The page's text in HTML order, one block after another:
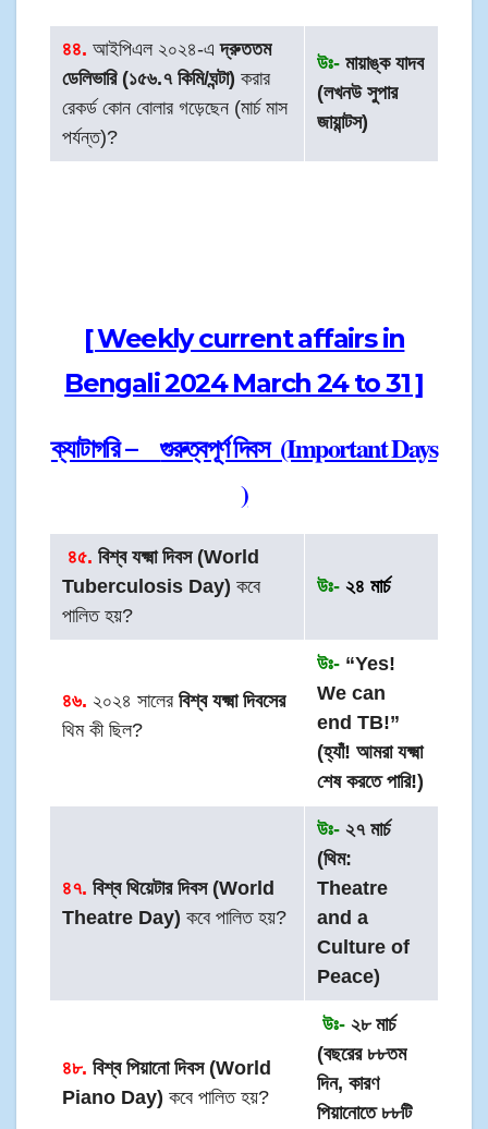
৪৪. আইপিএল ২০২৪-এদ্রুততম
ডেলিভারি (১৫৬.৭ কিমি/ঘন্টা) করার
রেকর্ড কোন বোলার গড়েছেন (মার্চ মাস
পর্যন্ত)?
উঃ- মায়াঙ্ক যাদব
(লখনউ সুপার
জায়ান্টস)
[ Weekly current affairs in
Bengali 2024 March 24 to 31 ]
ক্যাটাগরি –গুরুত্বপূর্ণ দিবস (Important Days
)
৪৫. বিশ্ব যক্ষ্মা দিবস (World
Tuberculosis Day) কবে
পালিত হয়?
উঃ- ২৪ মার্চ
৪৬. ২০২৪ সালেরবিশ্ব যক্ষ্মা দিবসের
থিম কী ছিল?
উঃ- “Yes!
We can
end TB!”
(হ্যাঁ! আমরা যক্ষ্মা
শেষ করতে পারি!)
৪৭. বিশ্ব থিয়েটার দিবস (World
Theatre Day) কবে পালিত হয়?
উঃ- ২৭ মার্চ
(থিম:
Theatre
and a
Culture of
Peace)
৪৮. বিশ্ব পিয়ানো দিবস (World
Piano Day) কবে পালিত হয়?
উঃ- ২৮ মার্চ
(বছরের ৮৮তম
দিন, কারণ
পিয়ানোতে ৮৮টি